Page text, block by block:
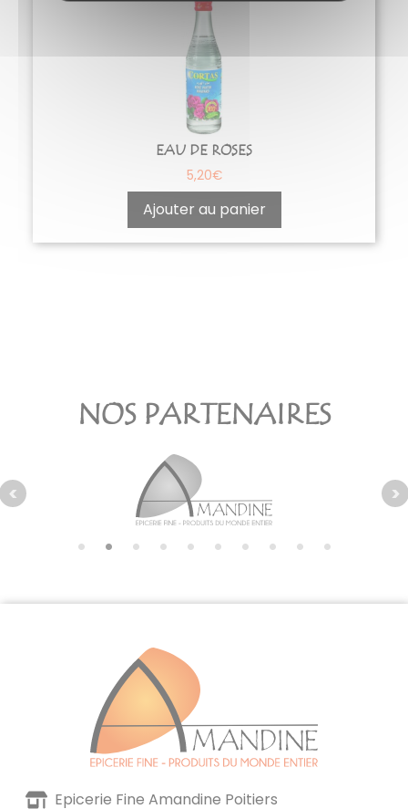
EAU DE ROSES
5,20€
Ajouter au panier
NOS PARTENAIRES
Epicerie Fine Amandine Poitiers